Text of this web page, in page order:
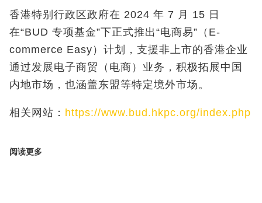
香港特别行政区政府在 2024 年 7 月 15 日
在“BUD 专项基金”下正式推出“电商易”（E-
commerce Easy）计划，支援非上市的香港企业
通过发展电子商贸（电商）业务，积极拓展中国
内地市场，也涵盖东盟等特定境外市场。
相关网站： https://www.bud.hkpc.org/index.php
阅读更多